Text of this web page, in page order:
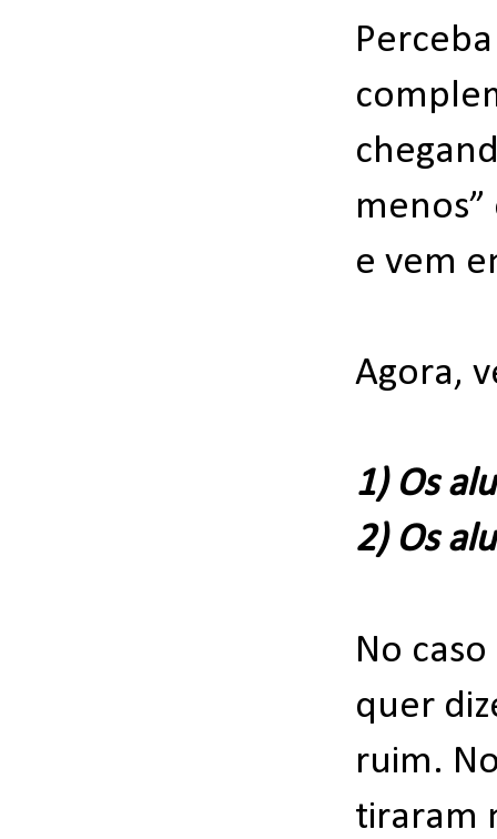
e vem
Agora,
1) Os
2) Os
No
quer
ruim.
tiraram